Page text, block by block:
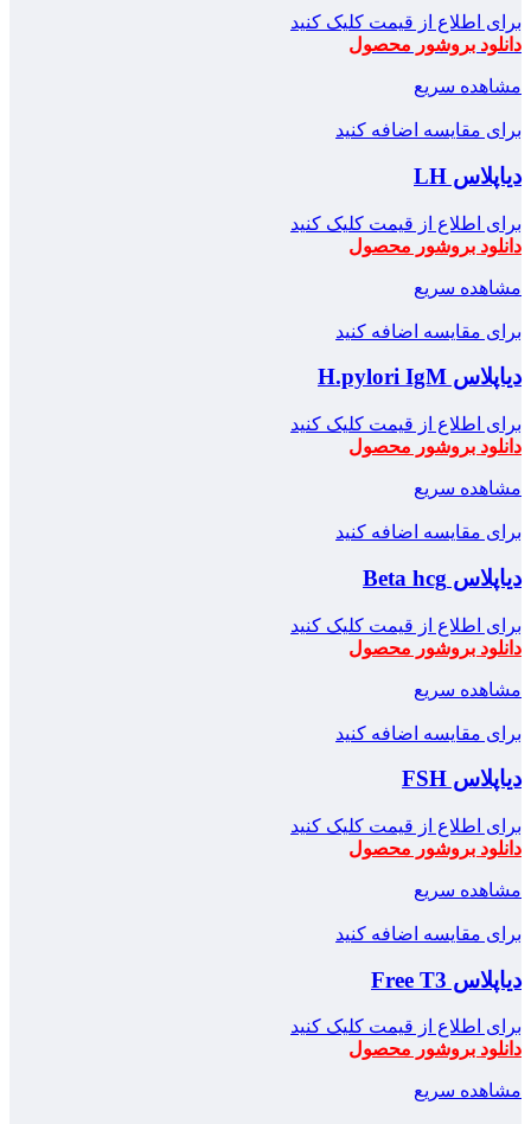
برای اطلاع از قیمت کلیک کنید
دانلود بروشور محصول
مشاهده سریع
برای مقایسه اضافه کنید
دیاپلاس LH
برای اطلاع از قیمت کلیک کنید
دانلود بروشور محصول
مشاهده سریع
برای مقایسه اضافه کنید
دیاپلاس H.pylori IgM
برای اطلاع از قیمت کلیک کنید
دانلود بروشور محصول
مشاهده سریع
برای مقایسه اضافه کنید
دیاپلاس Beta hcg
برای اطلاع از قیمت کلیک کنید
دانلود بروشور محصول
مشاهده سریع
برای مقایسه اضافه کنید
دیاپلاس FSH
برای اطلاع از قیمت کلیک کنید
دانلود بروشور محصول
مشاهده سریع
برای مقایسه اضافه کنید
دیاپلاس Free T3
برای اطلاع از قیمت کلیک کنید
دانلود بروشور محصول
مشاهده سریع